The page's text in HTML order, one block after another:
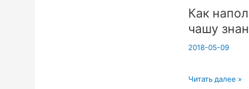
Йоги!
Как
чашу
2018-05-09
Как
Читать далее »